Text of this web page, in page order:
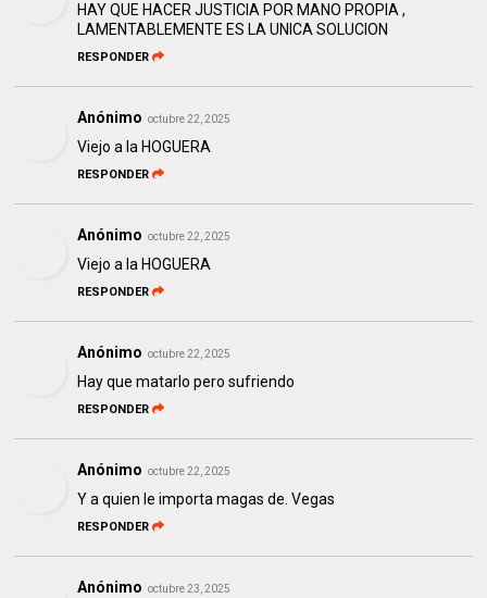
HAY QUE HACER JUSTICIA POR MANO PROPIA ,
LAMENTABLEMENTE ES LA UNICA SOLUCION
RESPONDER
Anónimo octubre 22, 2025
Viejo a la HOGUERA
RESPONDER
Anónimo octubre 22, 2025
Viejo a la HOGUERA
RESPONDER
Anónimo octubre 22, 2025
Hay que matarlo pero sufriendo
RESPONDER
Anónimo octubre 22, 2025
Y a quien le importa magas de. Vegas
RESPONDER
Anónimo octubre 23, 2025